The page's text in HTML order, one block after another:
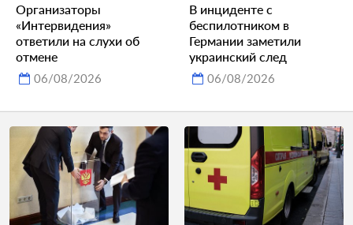
Организаторы
«Интервидения»
ответили на слухи об
отмене
06/08/2026
В инциденте с
беспилотником в
Германии заметили
украинский след
06/08/2026